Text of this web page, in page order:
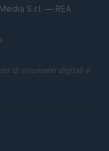
S.r.l. — REA
di strumenti digitali e